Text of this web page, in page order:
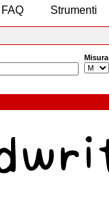
FAQ
Strumenti
Misura